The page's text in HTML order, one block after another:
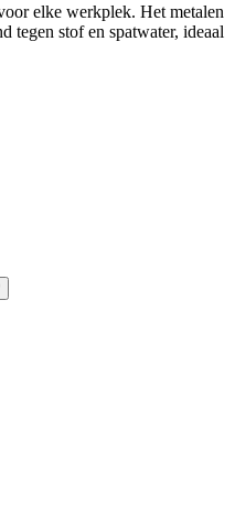
elke werkplek. Het metalen
tegen stof en spatwater, ideaal